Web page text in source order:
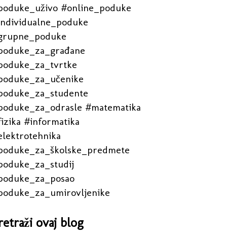
#online_poduke
#matematika
#informatika
ovaj blog